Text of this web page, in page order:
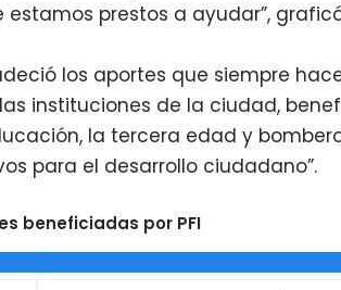
prestos a ayudar”,
los aportes que siempre
instituciones de la ciudad,
la tercera edad y
para el desarrollo ciudadano”.
beneficiadas por PFI
DESTINO